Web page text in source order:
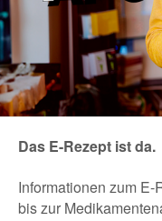
Das E-Rezept ist da.
Informationen zum
bis zur